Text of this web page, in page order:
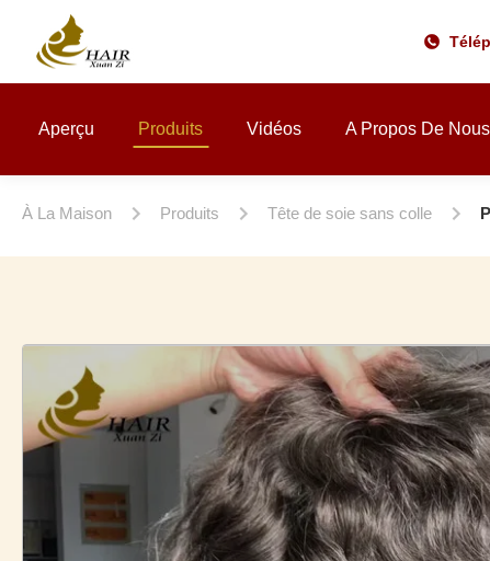
Aperçu Produits Vidéos A Propos De Nous
À La Maison Produits Tête de soie sans colle